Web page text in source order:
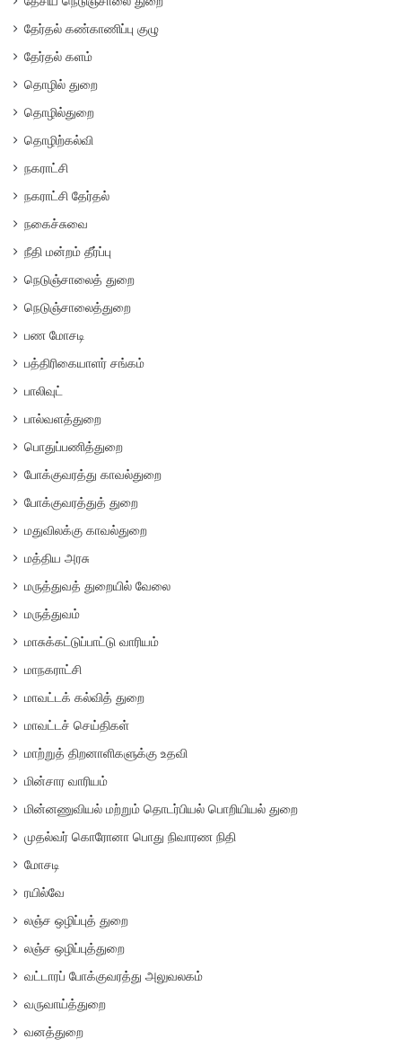
தேர்தல் கண்காணிப்பு குழு
தேர்தல் களம்
தொழில் துறை
தொழில்துறை
தொழிற்கல்வி
நகராட்சி
நகராட்சி தேர்தல்
நகைச்சுவை
நீதி மன்றம் தீர்ப்பு
நெடுஞ்சாலைத் துறை
நெடுஞ்சாலைத்துறை
பண மோசடி
பத்திரிகையாளர் சங்கம்
பாலிவுட்
பால்வளத்துறை
பொதுப்பணித்துறை
போக்குவரத்து காவல்துறை
போக்குவரத்துத் துறை
மதுவிலக்கு காவல்துறை
மத்திய அரசு
மருத்துவத் துறையில் வேலை
மருத்துவம்
மாசுக்கட்டுப்பாட்டு வாரியம்
மாநகராட்சி
மாவட்டக் கல்வித் துறை
மாவட்டச் செய்திகள்
மாற்றுத் திறனாளிகளுக்கு உதவி
மின்சார வாரியம்
மின்னணுவியல் மற்றும் தொடர்பியல் பொறியியல் துறை
முதல்வர் கொரோனா பொது நிவாரண நிதி
மோசடி
ரயில்வே
லஞ்ச ஒழிப்புத் துறை
லஞ்ச ஒழிப்புத்துறை
வட்டாரப் போக்குவரத்து அலுவலகம்
வருவாய்த்துறை
வனத்துறை